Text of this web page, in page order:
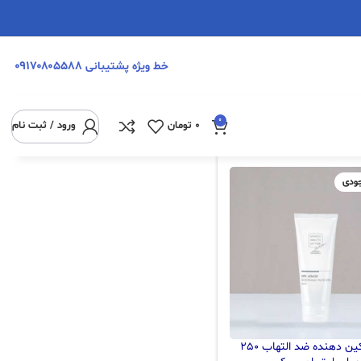
خط ویژه پشتیبانی ۰۹۱۷۰۸۰۵۵۸۸
0
0 تومان ورود / ثبت نام
ژل تسکین دهنده ضد التهاب ۲۵۰